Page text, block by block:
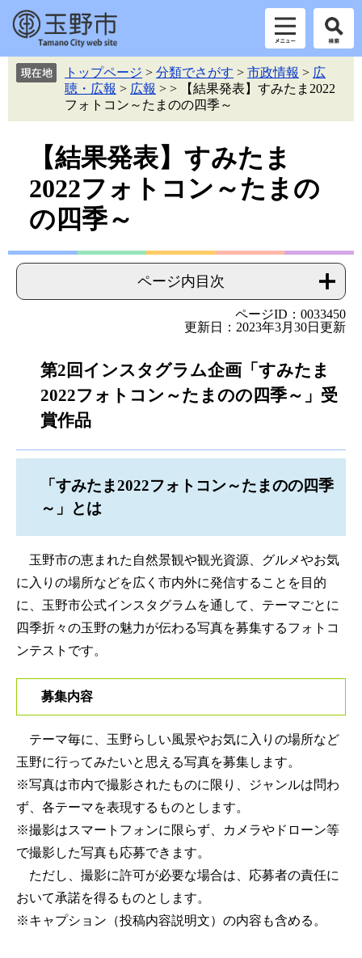
へ
トップページ > 分類でさがす > 市政情報 > 広
聴・広報 > 広報 > >
【結果発表】すみたま2022
フォトコン～たまのの四季～
【結果発表】すみたま
2022フォトコン～たまの
の四季～
ページ内目次
ページID：0033450
更新日：2023年3月30日更新
第2回インスタグラム企画「すみたま
2022フォトコン～たまのの四季～」受
賞作品
「すみたま2022フォトコン～たまのの四季
～」とは
玉野市の恵まれた自然景観や観光資源、グルメやお気
に入りの場所などを広く市内外に発信することを目的
に、玉野市公式インスタグラムを通して、テーマごとに
四季折々の玉野の魅力が伝わる写真を募集するフォトコ
ンテストです。
募集内容
テーマ毎に、玉野らしい風景やお気に入りの場所など
玉野に行ってみたいと思える写真を募集します。
※写真は市内で撮影されたものに限り、ジャンルは問わ
ず、各テーマを表現するものとします。
※撮影はスマートフォンに限らず、カメラやドローン等
で撮影した写真も応募できます。
ただし、撮影に許可が必要な場合は、応募者の責任に
おいて承諾を得るものとします。
※キャプション（投稿内容説明文）の内容も含める。​